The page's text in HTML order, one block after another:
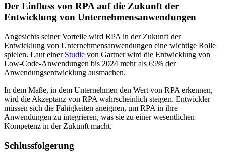
Der Einfluss von RPA auf die Zukunft der
Entwicklung von Unternehmensanwendungen
Angesichts seiner Vorteile wird RPA in der Zukunft der
Entwicklung von Unternehmensanwendungen eine wichtige Rolle
spielen. Laut einer Studie von Gartner wird die Entwicklung von
Low-Code-Anwendungen bis 2024 mehr als 65% der
Anwendungsentwicklung ausmachen.
In dem Maße, in dem Unternehmen den Wert von RPA erkennen,
wird die Akzeptanz von RPA wahrscheinlich steigen. Entwickler
müssen sich die Fähigkeiten aneignen, um RPA in ihre
Anwendungen zu integrieren, was sie zu einer wesentlichen
Kompetenz in der Zukunft macht.
Schlussfolgerung